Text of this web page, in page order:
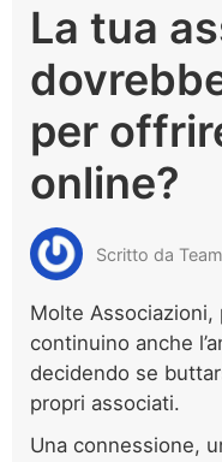
La tua
per
online?
Scritto da
Molte Associazioni,
continuino anche
decidendo se
propri associati.
Una connessione,